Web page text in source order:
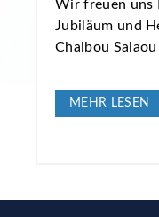
Wir freuen uns
Jubiläum und
Chaibou
MEHR LESEN